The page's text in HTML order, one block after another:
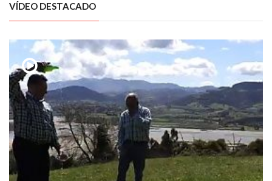
VÍDEO DESTACADO